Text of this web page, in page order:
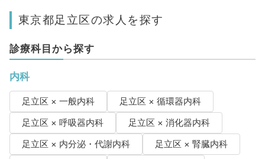
東京都足立区の求人を探す
診療科目から探す
内科
足立区 × 一般内科
足立区 × 循環器内科
足立区 × 呼吸器内科
足立区 × 消化器内科
足立区 × 内分泌・代謝内科
足立区 × 腎臓内科